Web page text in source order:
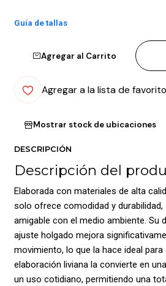
Guía de tallas
Agregar al Carrito
Agregar a la lista de
Mostrar stock de ubicaciones
DESCRIPCIÓN
Descripción del
Elaborada con materiales de alta
solo ofrece comodidad y durabilidad,
amigable con el medio ambiente. Su
ajuste holgado mejora
movimiento, lo que la hace ideal para
elaboración liviana la convierte en
un uso cotidiano, permitiendo una